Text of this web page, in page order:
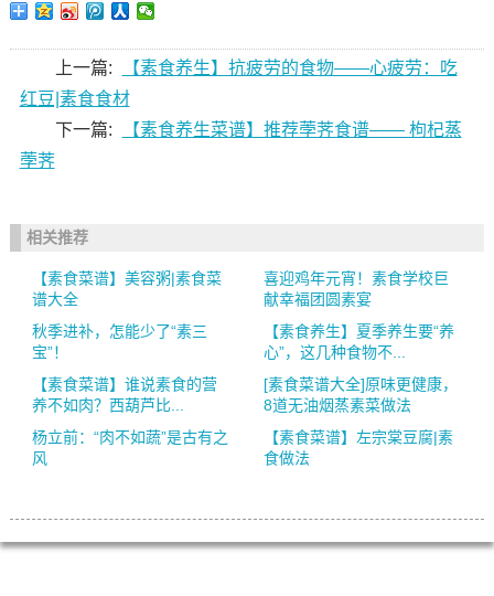
上一篇:
【素食养生】抗疲劳的食物——心疲劳：吃
红豆|素食食材
下一篇:
【素食养生菜谱】推荐荸荠食谱—— 枸杞蒸
荸荠
相关推荐
【素食菜谱】美容粥|素食菜
谱大全
喜迎鸡年元宵！素食学校巨
献幸福团圆素宴
秋季进补，怎能少了“素三
宝”！
【素食养生】夏季养生要“养
心”，这几种食物不...
【素食菜谱】谁说素食的营
养不如肉？西葫芦比...
[素食菜谱大全]原味更健康，
8道无油烟蒸素菜做法
杨立前：“肉不如蔬”是古有之
风
【素食菜谱】左宗棠豆腐|素
食做法